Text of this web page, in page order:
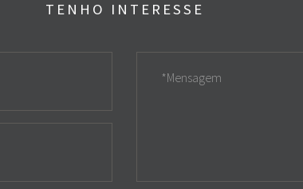
TENHO INTERESSE